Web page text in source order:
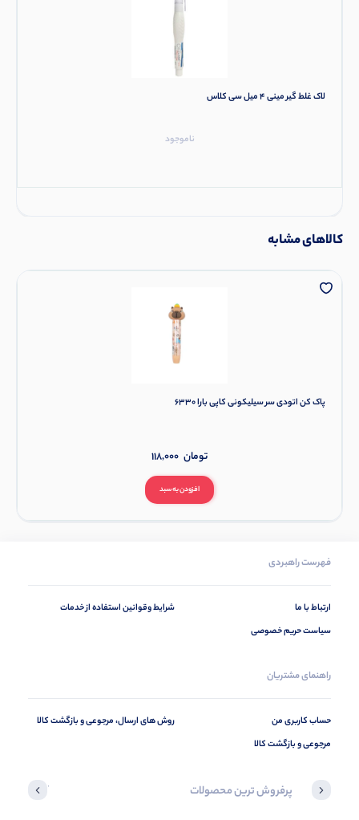
لاک غلط گیر مینی 4 میل سی کلاس
ناموجود
کالاهای مشابه
پاک کن اتودی سر سیلیکونی کاپی بارا 6330
افزودن به سبد
118,000 تومان
فهرست راهبردی
ارتباط با ما
سیاست حریم خصوصی
شرایط وقوانین استفاده از خدمات
راهنمای مشتریان
حساب کاربری من
مرجوعی و بازگشت کالا
روش های ارسال، مرجوعی و بازگشت کالا
پرفروش ترین محصولات آخرین